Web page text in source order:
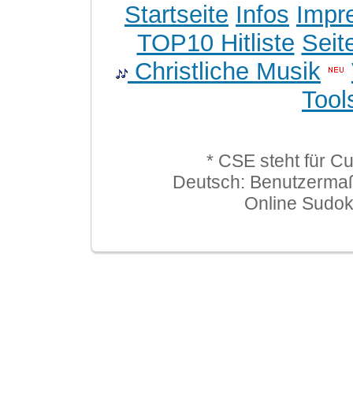
Startseite Infos
TOP10 Hitliste
Christliche Musik
* CSE steht für
Deutsch:
Online